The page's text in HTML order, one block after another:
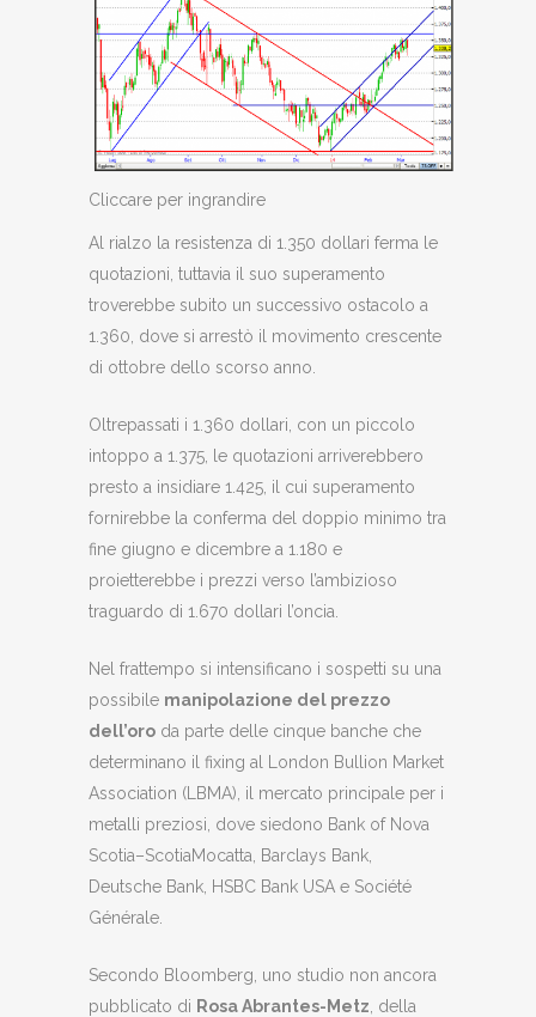
Cliccare per ingrandire
Al rialzo la resistenza di 1.350 dollari ferma le
quotazioni, tuttavia il suo superamento
troverebbe subito un successivo ostacolo a
1.360, dove si arrestò il movimento crescente
di ottobre dello scorso anno.
Oltrepassati i 1.360 dollari, con un piccolo
intoppo a 1.375, le quotazioni arriverebbero
presto a insidiare 1.425, il cui superamento
fornirebbe la conferma del doppio minimo tra
fine giugno e dicembre a 1.180 e
proietterebbe i prezzi verso l’ambizioso
traguardo di 1.670 dollari l’oncia.
Nel frattempo si intensificano i sospetti su una
possibile manipolazione del prezzo
dell’oro da parte delle cinque banche che
determinano il fixing al London Bullion Market
Association (LBMA), il mercato principale per i
metalli preziosi, dove siedono Bank of Nova
Scotia–ScotiaMocatta, Barclays Bank,
Deutsche Bank, HSBC Bank USA e Société
Générale.
Secondo Bloomberg, uno studio non ancora
pubblicato di Rosa Abrantes-Metz , della